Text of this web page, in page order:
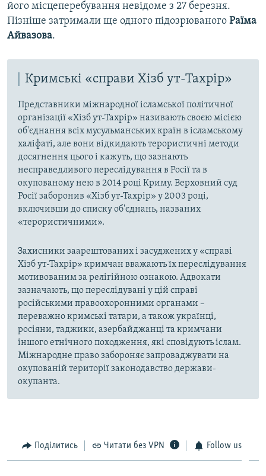
його місцеперебування невідоме з 27 березня.
Пізніше затримали ще одного підозрюваного Раїма
Айвазова.
Кримські «справи Хізб ут-Тахрір»
Представники міжнародної ісламської політичної
організації «Хізб ут-Тахрір» називають своєю місією
об'єднання всіх мусульманських країн в ісламському
халіфаті, але вони відкидають терористичні методи
досягнення цього і кажуть, що зазнають
несправедливого переслідування в Росії та в
окупованому нею в 2014 році Криму. Верховний суд
Росії заборонив «Хізб ут-Тахрір» у 2003 році,
включивши до списку об'єднань, названих
«терористичними».
Захисники заарештованих і засуджених у «справі
Хізб ут-Тахрір» кримчан вважають їх переслідування
мотивованим за релігійною ознакою. Адвокати
зазначають, що переслідувані у цій справі
російськими правоохоронними органами –
переважно кримські татари, а також українці,
росіяни, таджики, азербайджанці та кримчани
іншого етнічного походження, які сповідують іслам.
Міжнародне право забороняє запроваджувати на
окупованій території законодавство держави-
окупанта.
Поділитись Читати без VPN Follow us